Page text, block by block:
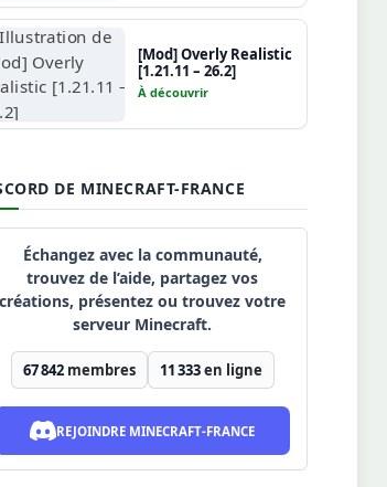
[Mod] Overly Realistic
[1.21.11 – 26.2]
À découvrir
DE MINECRAFT-FRANCE
Échangez avec la communauté,
trouvez de l’aide, partagez vos
créations, présentez ou trouvez votre
serveur Minecraft.
67 842membres 11 333en ligne
REJOINDRE MINECRAFT-FRANCE